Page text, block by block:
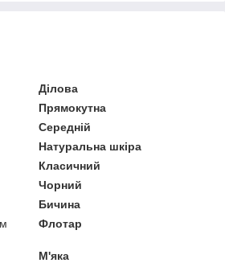
Ділова
Прямокутна
Середній
Натуральна шкіра
Класичний
Чорний
Бичина
Флотар
М'яка